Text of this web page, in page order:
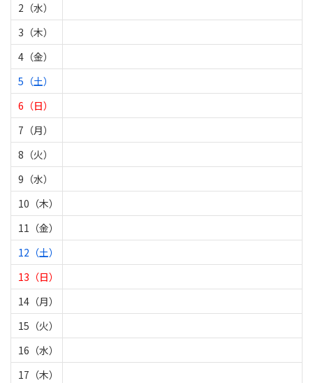
2（水）
3（木）
4（金）
5（土）
6（日）
7（月）
8（火）
9（水）
10（木）
11（金）
12（土）
13（日）
14（月）
15（火）
16（水）
17（木）